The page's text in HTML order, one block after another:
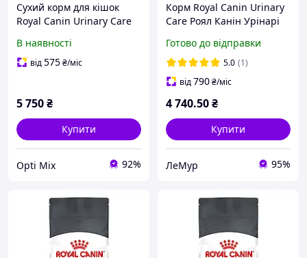
Сухий корм для кішок
Royal Canin Urinary Care
сечокам`яної хвороби, 10
кг
В наявності
від575₴/міс
5 750₴
Купити
Opti Mix 92%
Корм Royal Canin Urinary
Care Роял Канін Урінарі
профілактика МКБ 10 кг
Готово до відправки
5.0 (1)
від790₴/міс
4 740.50₴
Купити
ЛеМур 95%